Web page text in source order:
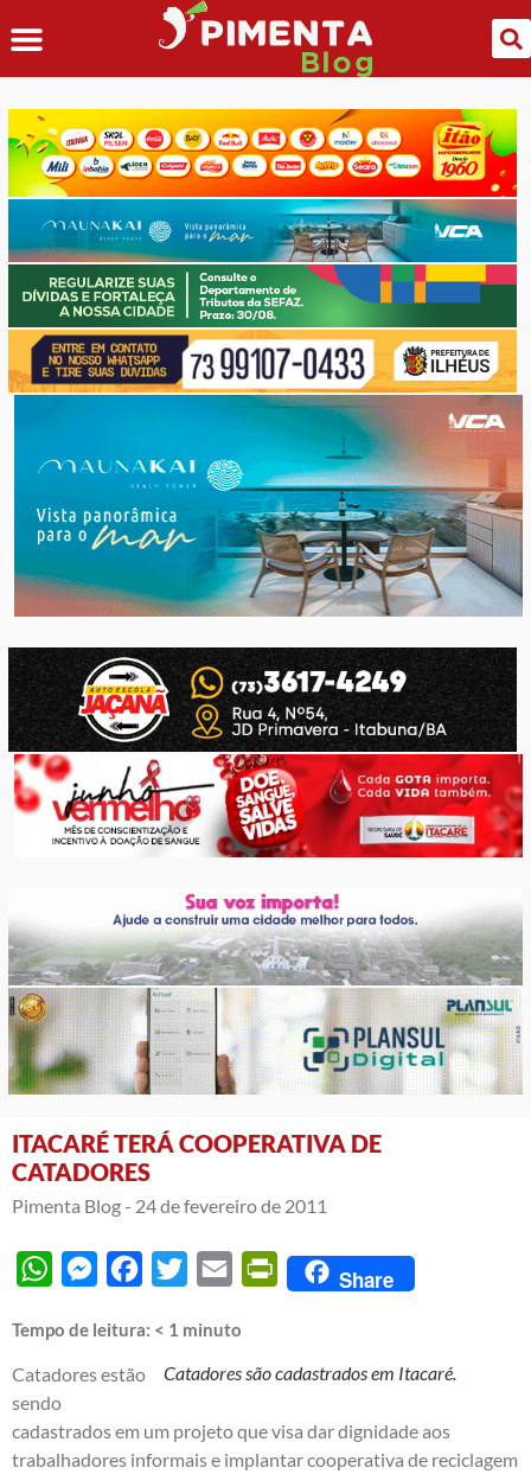
ITACARÉ TERÁ COOPERATIVA DE
CATADORES
Pimenta Blog - 24 de fevereiro de 2011
WhatsAppMessengerFacebook
Twitter Email PrintFriendly
Share
Tempo de leitura: < 1 minuto
Catadores são cadastrados em Itacaré.
Catadores estão
sendo
cadastrados em um projeto que visa dar dignidade aos
trabalhadores informais e implantar cooperativa de reciclagem